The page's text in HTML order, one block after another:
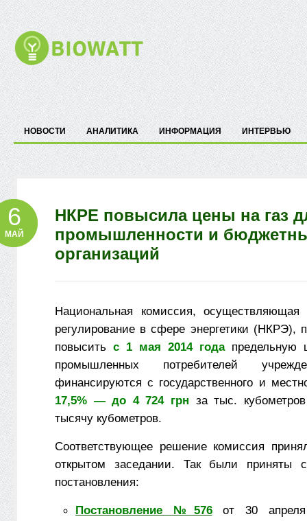
НОВОСТИ АНАЛИТИКА ИНФОРМАЦИЯ ИНТЕРВЬЮ
НКРЕ повысила цены на газ
промышленности и
организаций
6
МАЙ
Национальная комиссия, осуществляющая
регулирование в сфере энергетики (НКРЭ),
повысить с 1 мая 2014 годапредельную
промышленных потребителей
финансируются с государственного и
17,5% — до 4 724 грн за тыс.
тысячу кубометров.
Соответствующее решение комиссия
открытом заседании. Так были приняты
постановления:
Постановление №576от 30